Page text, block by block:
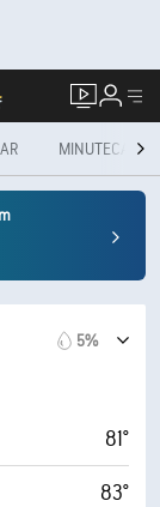
MINUTECAST®
5%
81°
83°